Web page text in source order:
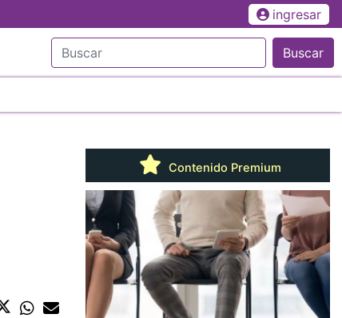
ingresar
Buscar
Contenido Premium